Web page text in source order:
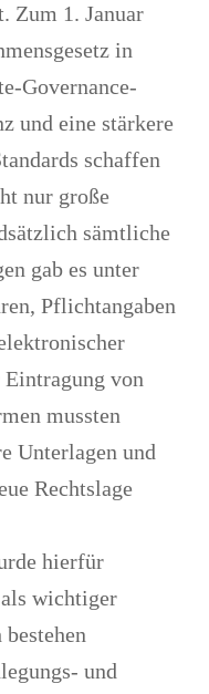
Zum 1. Januar
in
Governance-
und eine stärkere
schaffen
nur große
sämtliche
gab es unter
Pflichtangaben
von
mussten
Unterlagen und
Rechtslage
hierfür
wichtiger
und